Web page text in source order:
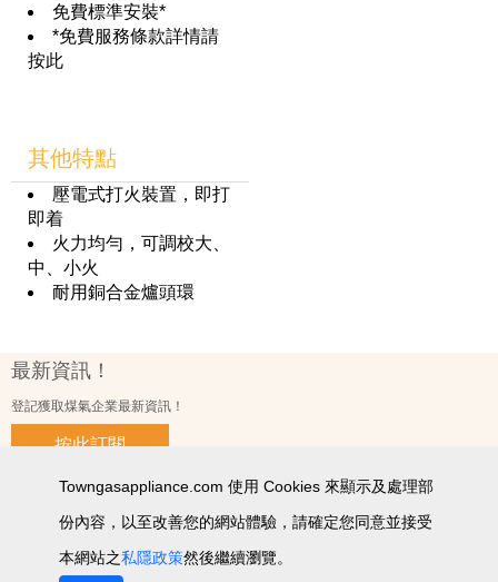
免費標準安裝*
*免費服務條款詳情請
按此
其他特點
壓電式打火裝置，即打
即着
火力均勻，可調校大、
中、小火
耐用銅合金爐頭環
最新資訊！
登記獲取煤氣企業最新資訊！
按此訂閱
使用條款及細則 私隱政策聲明
個人資料收集聲明
Towngasappliance.com 使用 Cookies 來顯示及處理部
份內容，以至改善您的網站體驗，請確定您同意並接受
本網站之私隱政策然後繼續瀏覽。